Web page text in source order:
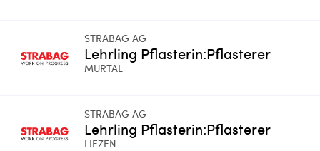
STRABAG AG
Lehrling Pflasterin:Pflasterer
MURTAL
STRABAG AG
Lehrling Pflasterin:Pflasterer
LIEZEN